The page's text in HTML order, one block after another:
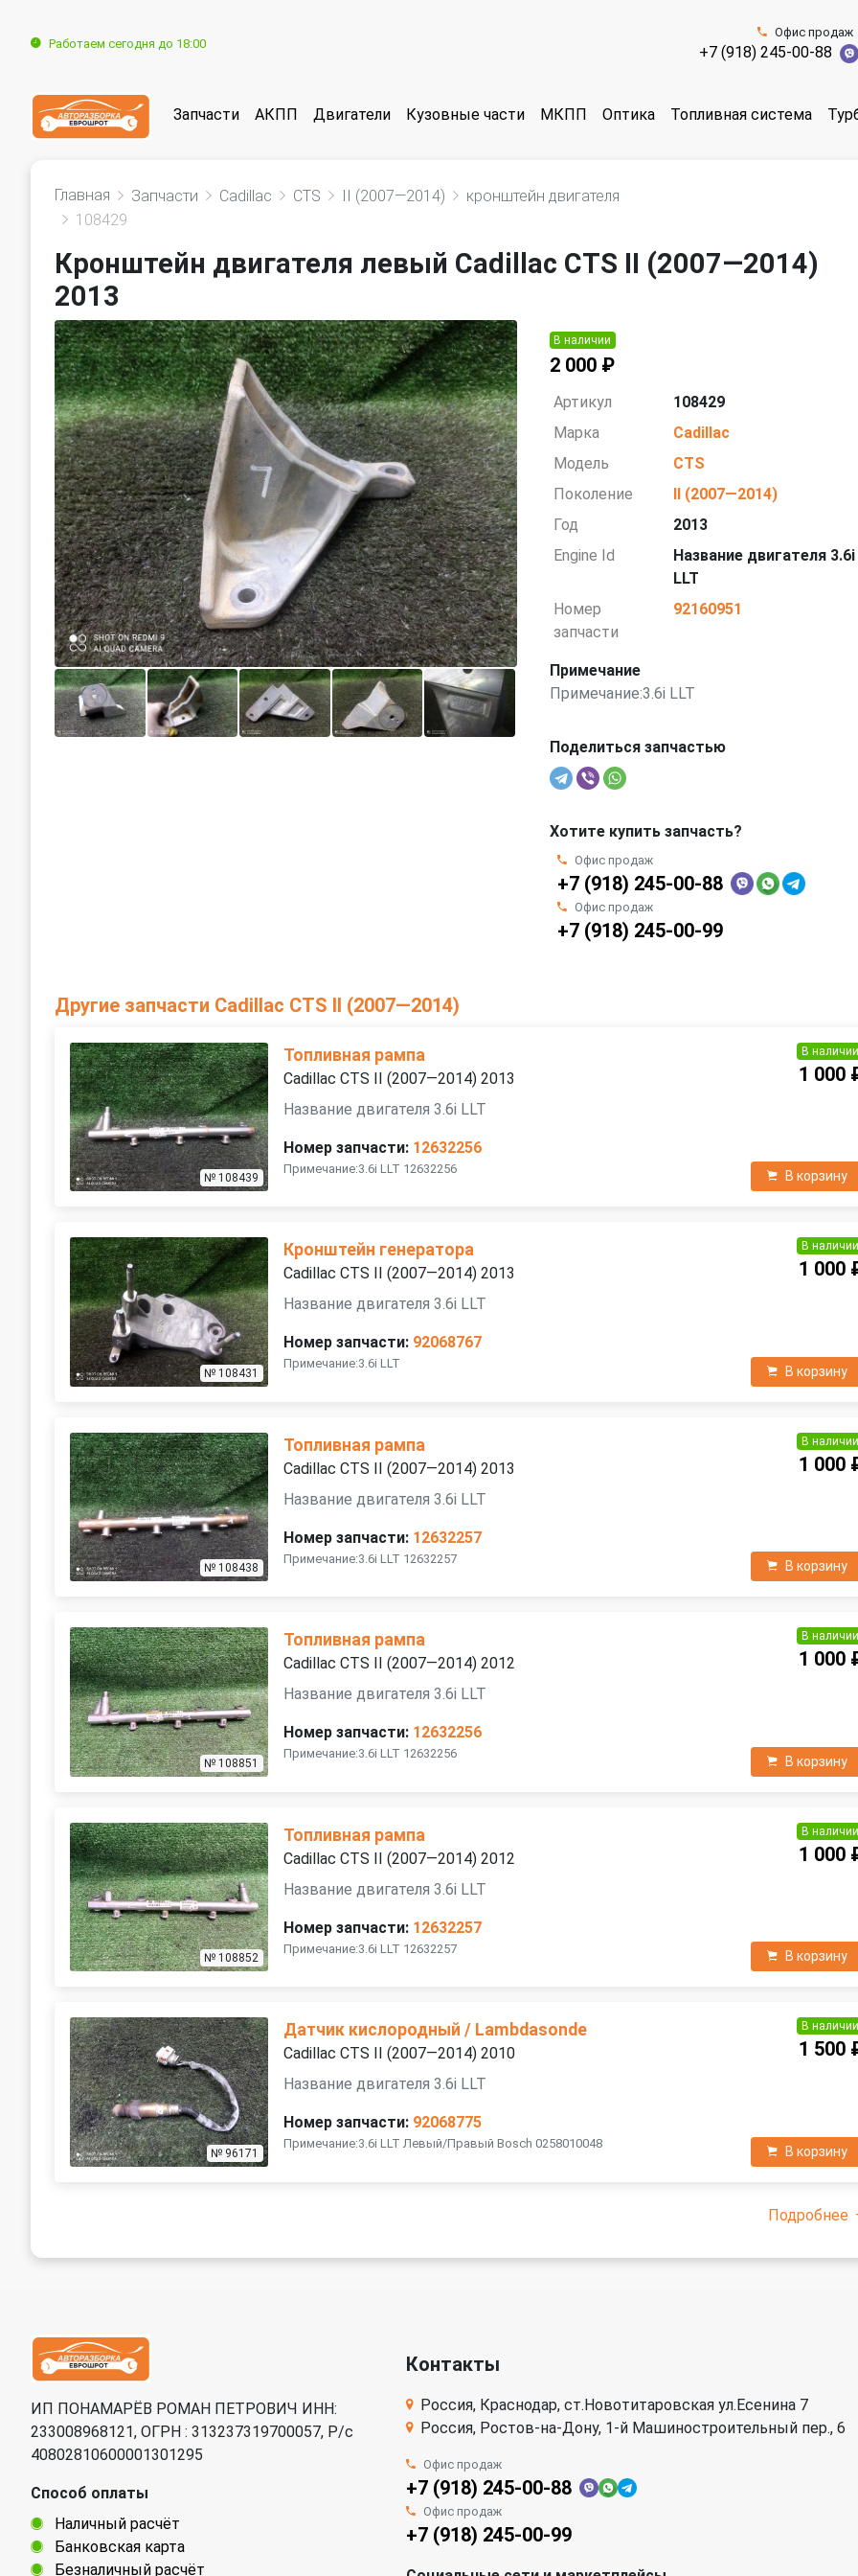
Работаем сегодня до 18:00
Офис продаж
+7 (918) 245-00-88
Запчасти АКПП Двигатели Кузовные части МКПП Оптика Топливная система
Главная Запчасти Cadillac CTS II (2007—2014)
кронштейн двигателя
108429
Кронштейн двигателя левый Cadillac CTS II (2007—2014)
2013
В наличии
2 000 ₽
Артикул
108429
Марка
Cadillac
Модель
CTS
Поколение
II (2007—2014)
Год
2013
Engine Id
Название двигателя 3.6i
LLT
Номер
запчасти
92160951
Примечание
Примечание:3.6i LLT
Поделиться запчастью
Хотите купить запчасть?
Офис продаж
+7 (918) 245-00-88
Офис продаж
+7 (918) 245-00-99
Другие запчасти Cadillac CTS II (2007—2014)
№ 108439
Топливная рампа
Cadillac CTS II (2007—2014) 2013
Название двигателя 3.6i LLT
Номер запчасти: 12632256
Примечание:3.6i LLT 12632256
В наличии
1 000
В корзину
№ 108431
Кронштейн генератора
Cadillac CTS II (2007—2014) 2013
Название двигателя 3.6i LLT
Номер запчасти: 92068767
Примечание:3.6i LLT
В наличии
1 000
В корзину
№ 108438
Топливная рампа
Cadillac CTS II (2007—2014) 2013
Название двигателя 3.6i LLT
Номер запчасти: 12632257
Примечание:3.6i LLT 12632257
В наличии
1 000
В корзину
№ 108851
Топливная рампа
Cadillac CTS II (2007—2014) 2012
Название двигателя 3.6i LLT
Номер запчасти: 12632256
Примечание:3.6i LLT 12632256
В наличии
1 000
В корзину
№ 108852
Топливная рампа
Cadillac CTS II (2007—2014) 2012
Название двигателя 3.6i LLT
Номер запчасти: 12632257
Примечание:3.6i LLT 12632257
В наличии
1 000
В корзину
№ 96171
Датчик кислородный / Lambdasonde
Cadillac CTS II (2007—2014) 2010
Название двигателя 3.6i LLT
Номер запчасти: 92068775
Примечание:3.6i LLT Левый/Правый Bosch 0258010048
В наличии
1 500
В корзину
Подробнее
ИП ПОНАМАРЁВ РОМАН ПЕТРОВИЧ ИНН:
233008968121, ОГРН : 313237319700057, Р/c
40802810600001301295
Способ оплаты
Наличный расчёт
Банковская карта
Безналичный расчёт
Контакты
Россия, Краснодар, ст.Новотитаровская ул.Есенина 7
Россия, Ростов-на-Дону, 1-й Машиностроительный пер., 6
Офис продаж
+7 (918) 245-00-88
Офис продаж
+7 (918) 245-00-99